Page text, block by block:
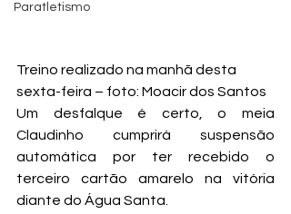
Paratletismo
Treino realizado na manhã desta
sexta-feira – foto: Moacir dos Santos
Um desfalque é certo, o meia
Claudinho cumprirá suspensão
automática por ter recebido o
terceiro cartão amarelo na vitória
diante do Água Santa.